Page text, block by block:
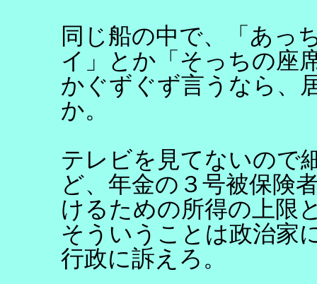
同じ船の中で、「あっ
イ」とか「そっちの座
かぐずぐず言うなら、
か。
テレビを見てないので
ど、年金の３号被保険
けるための所得の上限
そういうことは政治家
行政に訴えろ。